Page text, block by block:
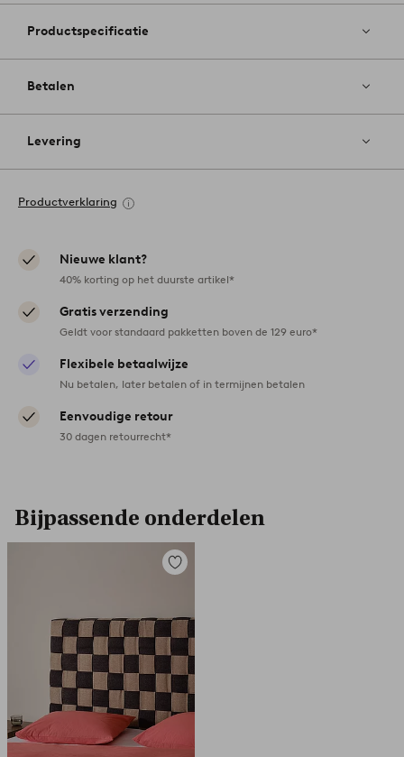
Productspecificatie
Betalen
Levering
Productverklaring
Nieuwe klant?
40% korting op het duurste artikel*
Gratis verzending
Geldt voor standaard pakketten boven de 129 euro*
Flexibele betaalwijze
Nu betalen, later betalen of in termijnen betalen
Eenvoudige retour
30 dagen retourrecht*
Bijpassende onderdelen
Toevoegen